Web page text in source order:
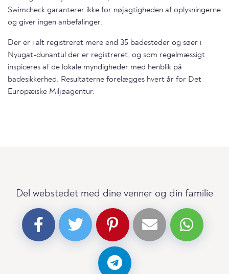
Swimcheck garanterer ikke for nøjagtigheden af oplysningerne
og giver ingen anbefalinger.
Der er i alt registreret mere end 35 badesteder og søer i
Nyugat-dunantul der er registreret, og som regelmæssigt
inspiceres af de lokale myndigheder med henblik på
badesikkerhed. Resultaterne forelægges hvert år for Det
Europæiske Miljøagentur.
Del webstedet med dine venner og din familie